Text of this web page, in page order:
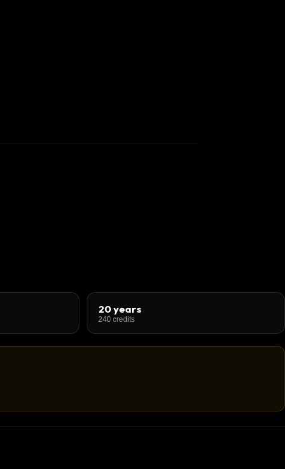
20 years
240 credits